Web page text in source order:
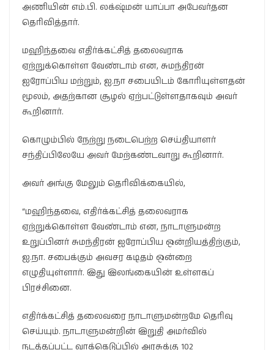
அணியின் எம்.பி. லக்‌ஷ்மன் யாப்பா அபேவர்தன
தெரிவித்தார்.
மஹிந்தவை எதிர்க்கட்சித் தலைவராக
ஏற்றுக்கொள்ள வேண்டாம் என, சுமந்திரன்
ஐரோப்பிய மற்றும், ஐ.நா சபையிடம் கோரியுள்ளதன்
மூலம், அதற்கான சூழல் ஏற்பட்டுள்ளதாகவும் அவர்
கூறினார்.
கொழும்பில் நேற்று நடைபெற்ற செய்தியாளர்
சந்திப்பிலேயே அவர் மேற்கண்டவாறு கூறினார்.
அவர் அங்கு மேலும் தெரிவிக்கையில்,
“மஹிந்தவை, எதிர்க்கட்சித் தலைவராக
ஏற்றுக்கொள்ள வேண்டாம் என, நாடாளுமன்ற
உறுப்பினர் சுமந்திரன் ஐரோப்பிய ஒன்றியத்திற்கும்,
ஐ.நா. சபைக்கும் அவசர கடிதம் ஒன்றை
எழுதியுள்ளார். இது இலங்கையின் உள்ளகப்
பிரச்சினை.
எதிர்க்கட்சித் தலைவரை நாடாளுமன்றமே தெரிவு
செய்யும். நாடாளுமன்றின் இறுதி அமர்வில்
நடத்தப்பட்ட வாக்கெடுப்பில் அரசுக்கு 102